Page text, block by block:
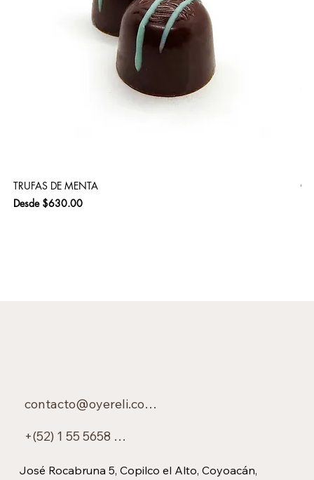
TRUFAS DE MENTA
Desde $630.00
Precio de oferta
contacto@oyereli.com.mx
+(52) 1 55 5658 0450
José Rocabruna 5, Copilco el Alto, Coyoacán,